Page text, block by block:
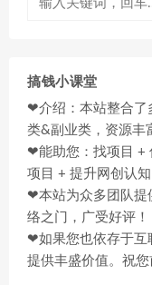
搞钱小课堂
❤介绍：本站整合了
类&副业类，资源丰
❤能助您：找项目 +
项目 + 提升网创认知
❤本站为众多团队提
络之门，广受好评！
❤如果您也依存于互
提供丰盛价值。祝您